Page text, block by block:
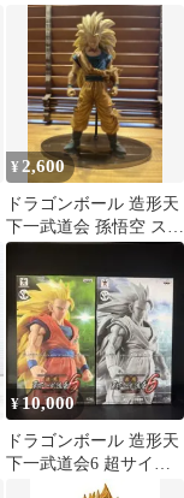
サイヤ人2 孫悟空
¥ 2,600
ドラゴンボール 造形天
下一武道会 孫悟空 スー
パーサイヤ人3 フィギ
ュア 箱なし
¥10,000
ドラゴンボール 造形天
下一武道会6 超サイヤ
人3孫悟空 2種セット 魔